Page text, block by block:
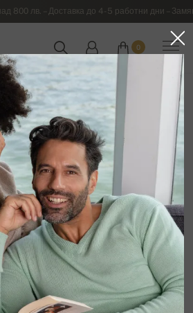
800 лв. – Доставка до 4-5 работни дни –
0